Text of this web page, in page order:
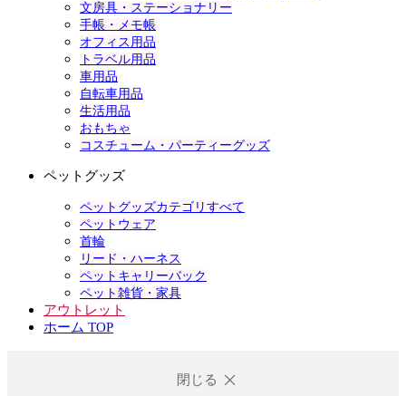
文房具・ステーショナリー
手帳・メモ帳
オフィス用品
トラベル用品
車用品
自転車用品
生活用品
おもちゃ
コスチューム・パーティーグッズ
ペットグッズ
ペットグッズカテゴリすべて
ペットウェア
首輪
リード・ハーネス
ペットキャリーバック
ペット雑貨・家具
アウトレット
ホーム TOP
閉じる